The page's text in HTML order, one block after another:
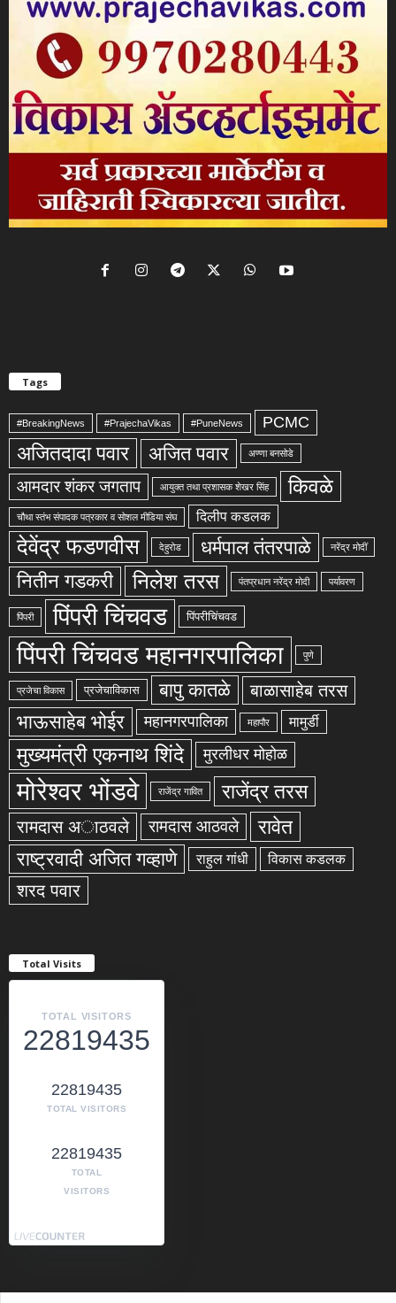
Tags
#BreakingNews #PrajechaVikas #PuneNews PCMC
अजितदादा पवार अजित पवार अण्णा बनसोडे
आमदार शंकर जगताप आयुक्त तथा प्रशासक शेखर सिंह किवळे
चौथा स्तंभ संपादक पत्रकार व सोशल मीडिया संघ दिलीप कडलक
देवेंद्र फडणवीस देहुरोड धर्मपाल तंतरपाळे नरेंद्र मोदीं
नितीन गडकरी निलेश तरस पंतप्रधान नरेंद्र मोदी पर्यावरण
पिंपरी पिंपरी चिंचवड पिंपरीचिंचवड
पिंपरी चिंचवड महानगरपालिका पुणे
प्रजेचा विकास प्रजेचाविकास बापु कातळे बाळासाहेब तरस
भाऊसाहेब भोईर महानगरपालिका महापौर मामुर्डी
मुख्यमंत्री एकनाथ शिंदे मुरलीधर मोहोळ
मोरेश्वर भोंडवे राजेंद्र गावित राजेंद्र तरस
रामदास अाठवले रामदास आठवले रावेत
राष्ट्रवादी अजित गव्हाणे राहुल गांधी विकास कडलक
शरद पवार
Total Visits
TOTAL VISITORS
22819435
22819435
TOTAL VISITORS
22819435
TOTAL
VISITORS